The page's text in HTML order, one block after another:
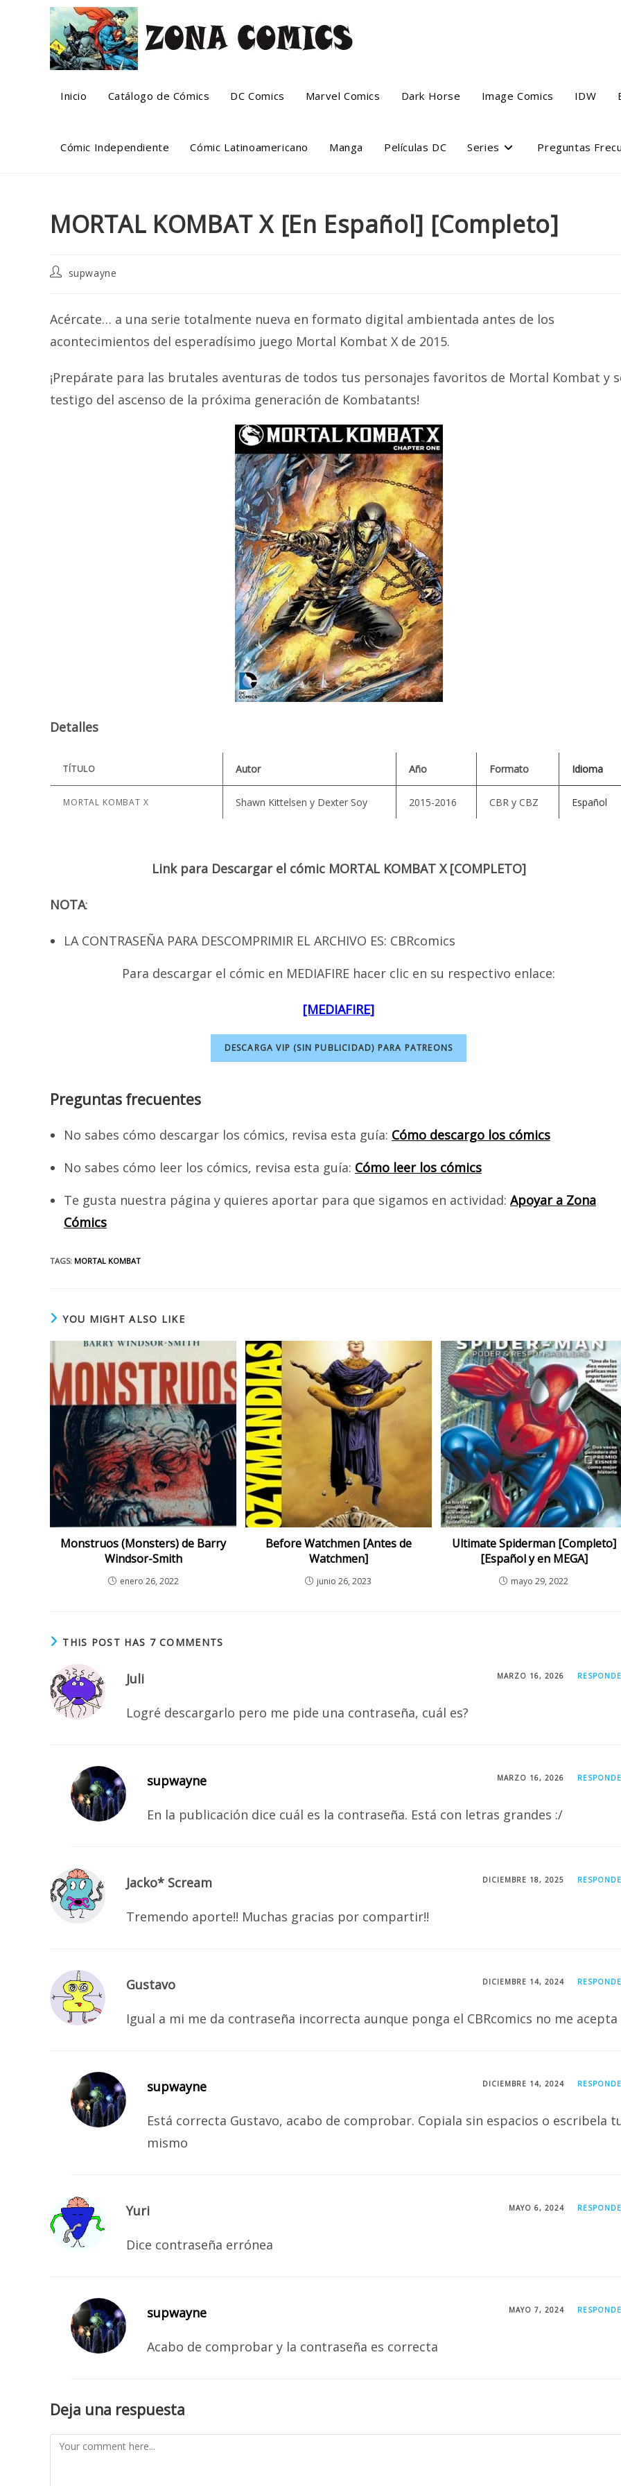
Inicio Catálogo de Cómics DC Comics Marvel Comics Dark Horse Image Comics IDW
Cómic Independiente Cómic Latinoamericano Manga Películas DC Series Preguntas
MORTAL KOMBAT X [En Español] [Completo]
Postsupwayne
Acércate… a una serie totalmente nueva en formato digital ambientada antes de los
acontecimientos del esperadísimo juego Mortal Kombat X de 2015.
¡Prepárate para las brutales aventuras de todos tus personajes favoritos de Mortal Kombat y
testigo del ascenso de la próxima generación de Kombatants!
Detalles
TÍTULO Autor Año Formato Idioma
MORTAL KOMBAT X Shawn Kittelsen y Dexter Soy 2015-2016 CBR y CBZ Español
Link para Descargar el cómic MORTAL KOMBAT X [COMPLETO]
NOTA:
LA CONTRASEÑA PARA DESCOMPRIMIR EL ARCHIVO ES: CBRcomics
Para descargar el cómic en MEDIAFIRE hacer clic en su respectivo enlace:
[MEDIAFIRE]
DESCARGA VIP (SIN PUBLICIDAD) PARA PATREONS
Preguntas frecuentes
No sabes cómo descargar los cómics, revisa esta guía: Cómo descargo los cómics
No sabes cómo leer los cómics, revisa esta guía: Cómo leer los cómics
Te gusta nuestra página y quieres aportar para que sigamos en actividad: Apoyar a Zona
Cómics
TAGS: MORTAL KOMBAT
YOU MIGHT ALSO LIKE
Monstruos (Monsters) de Barry
Windsor-Smith
enero 26, 2022
Before Watchmen [Antes de
Watchmen]
junio 26, 2023
Ultimate Spiderman [Completo]
[Español y en MEGA]
mayo 29, 2022
THIS POST HAS 7 COMMENTS
Juli MARZO 16, 2026
Logré descargarlo pero me pide una contraseña, cuál es?
supwayne MARZO 16, 2026
En la publicación dice cuál es la contraseña. Está con letras grandes :/
Jacko* Scream DICIEMBRE 18, 2025
Tremendo aporte!! Muchas gracias por compartir!!
Gustavo DICIEMBRE 14, 2024
Igual a mi me da contraseña incorrecta aunque ponga el CBRcomics no me acepta
supwayne DICIEMBRE 14, 2024
Está correcta Gustavo, acabo de comprobar. Copiala sin espacios o escribela
mismo
Yuri MAYO 6, 2024
Dice contraseña errónea
supwayne MAYO 7, 2024
Acabo de comprobar y la contraseña es correcta
Deja una respuesta
Comment